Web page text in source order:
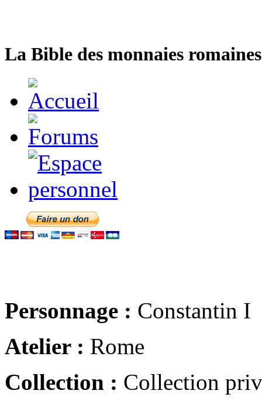
La Bible des monnaies
Personnage : Constantin I
Atelier : Rome
Collection : Collection